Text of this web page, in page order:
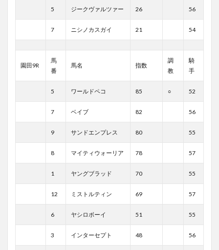
5 ジークヴァルツァー 26 56
7 ニシノカスガイ 21 54
園田9R
馬
番
馬名 指数
調
教
騎
手
5 ワールドペコ 85 ○ 52
7 ベイブ 82 56
9 サンドエンプレス 80 55
8 マイティウォーリア 78 57
1 ヤングブラッド 70 55
12 ミストルティン 69 57
6 ヤシロボーイ 51 55
3 インターセプト 48 56